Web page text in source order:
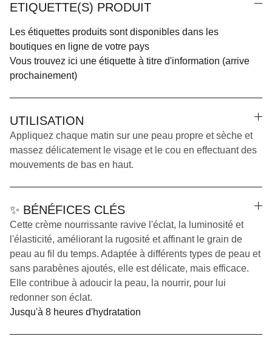
ETIQUETTE(S) PRODUIT
Les étiquettes produits sont disponibles dans les
boutiques en ligne de votre pays
Vous trouvez ici une étiquette à titre d'information (arrive
prochainement)
UTILISATION
Appliquez chaque matin sur une peau propre et sèche et
massez délicatement le visage et le cou en effectuant des
mouvements de bas en haut.
✨ BÉNÉFICES CLÉS
Cette crème nourrissante ravive l'éclat, la luminosité et
l'élasticité, améliorant la rugosité et affinant le grain de
peau au fil du temps. Adaptée à différents types de peau et
sans parabènes ajoutés, elle est délicate, mais efficace.
Elle contribue à adoucir la peau, la nourrir, pour lui
redonner son éclat.
Jusqu'à 8 heures d'hydratation